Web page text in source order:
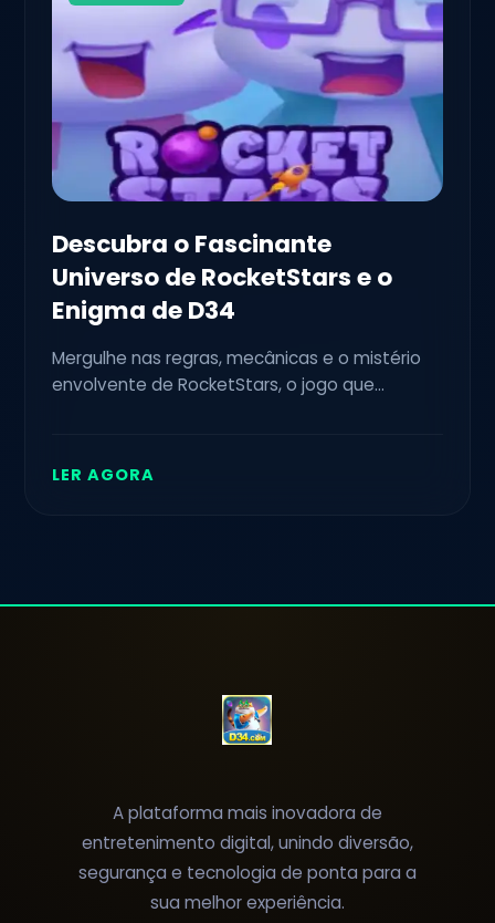
Descubra o Fascinante
Universo de RocketStars e o
Enigma de D34
Mergulhe nas regras, mecânicas e o mistério
envolvente de RocketStars, o jogo que
LER AGORA
A plataforma mais inovadora de
entretenimento digital, unindo diversão,
segurança e tecnologia de ponta para a
sua melhor experiência.